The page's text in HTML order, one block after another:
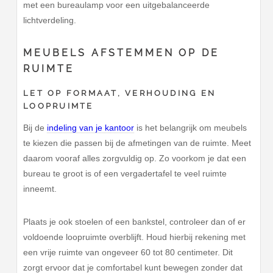
met een bureaulamp voor een uitgebalanceerde
lichtverdeling.
MEUBELS AFSTEMMEN OP DE
RUIMTE
LET OP FORMAAT, VERHOUDING EN
LOOPRUIMTE
Bij de indeling van je kantoor is het belangrijk om meubels
te kiezen die passen bij de afmetingen van de ruimte. Meet
daarom vooraf alles zorgvuldig op. Zo voorkom je dat een
bureau te groot is of een vergadertafel te veel ruimte
inneemt.
Plaats je ook stoelen of een bankstel, controleer dan of er
voldoende loopruimte overblijft. Houd hierbij rekening met
een vrije ruimte van ongeveer 60 tot 80 centimeter. Dit
zorgt ervoor dat je comfortabel kunt bewegen zonder dat